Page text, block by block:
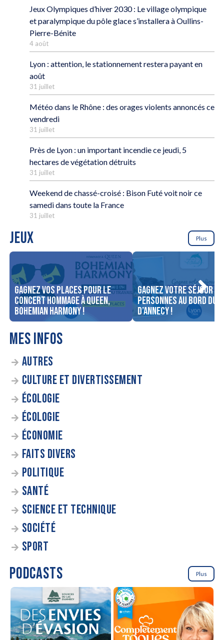
Jeux Olympiques d’hiver 2030 : Le village olympique
et paralympique du pôle glace s’installera à Oullins-
Pierre-Bénite
4 août
Lyon : attention, le stationnement restera payant en
août
31 juillet
Météo dans le Rhône : des orages violents annoncés ce
vendredi
31 juillet
Près de Lyon : un important incendie ce jeudi, 5
hectares de végétation détruits
31 juillet
Weekend de chassé-croisé : Bison Futé voit noir ce
samedi dans toute la France
31 juillet
JEUX Plus
Gagnez vos places pour le
concert Hommage à Queen,
Bohemian Harmony !
Gagnez votre séjour
personnes au bord du
d’Annecy !
MES INFOS
AUTRES
CULTURE ET DIVERTISSEMENT
ÉCOLOGIE
ÉCOLOGIE
ÉCONOMIE
FAITS DIVERS
POLITIQUE
SANTÉ
SCIENCE ET TECHNIQUE
SOCIÉTÉ
SPORT
PODCASTS Plus